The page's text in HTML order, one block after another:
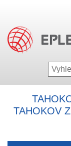
TAHOKOV